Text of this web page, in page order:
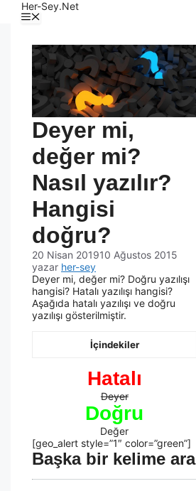
Her-Sey.Net
Deyer mi,
değer mi?
Nasıl yazılır?
Hangisi
doğru?
20 Nisan 201910 Ağustos 2015
yazar her-sey
Deyer mi, değer mi? Doğru yazılışı
hangisi? Hatalı yazılışı hangisi?
Aşağıda hatalı yazılışı ve doğru
yazılışı gösterilmiştir.
İçindekiler
Hatalı
Deyer
Doğru
Değer
[geo_alert style=”1″ color=”green”]
Başka bir kelime ara